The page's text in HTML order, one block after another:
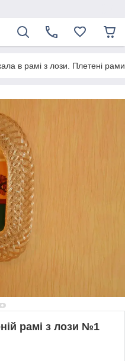
в рамі з лози. Плетені
рамі з лози №1